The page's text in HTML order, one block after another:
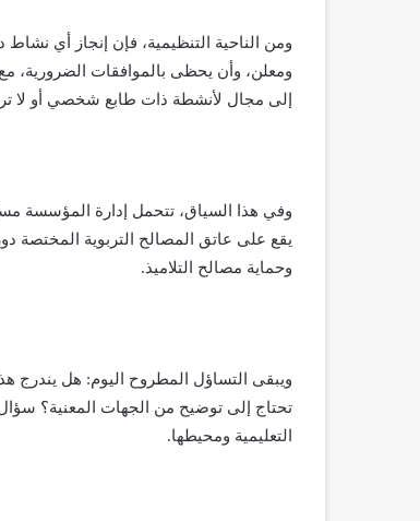
ومن الناحية التنظيمية، فإن إنجاز أي
ومعلن، وأن يحظى بالموافقات الضرورية،
إلى مجال لأنشطة ذات طابع شخصي أو لا
وفي هذا السياق، تتحمل إدارة المؤسسة
يقع على عاتق المصالح التربوية المختصة
وحماية مصالح التلاميذ.
ويبقى التساؤل المطروح اليوم: هل يندرج
تحتاج إلى توضيح من الجهات المعنية؟
التعليمية ومحيطها.